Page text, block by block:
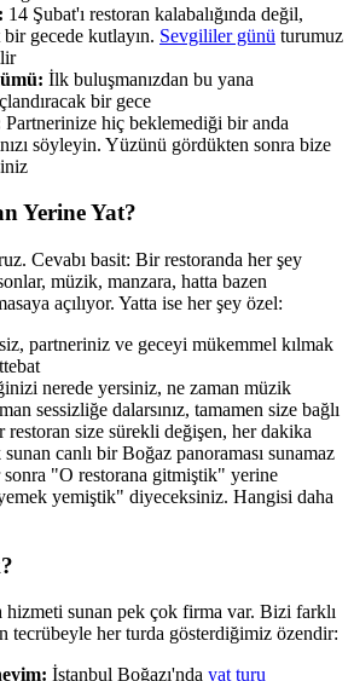
14 Şubat'ı restoran kalabalığında değil,
gecede kutlayın. Sevgililer günü turumuz
İlk buluşmanızdan bu yana
bir gece
Partnerinize hiç beklemediği bir anda
söyleyin. Yüzünü gördükten sonra bize
Yerine Yat?
Cevabı basit: Bir restoranda her şey
müzik, manzara, hatta bazen
açılıyor. Yatta ise her şey özel:
partneriniz ve geceyi mükemmel kılmak
nerede yersiniz, ne zaman müzik
sessizliğe dalarsınız, tamamen size bağlı
restoran size sürekli değişen, her dakika
canlı bir Boğaz panoraması sunamaz
sonra "O restorana gitmiştik" yerine
yemiştik" diyeceksiniz. Hangisi daha
hizmeti sunan pek çok firma var. Bizi farklı
tecrübeyle her turda gösterdiğimiz özendir:
İstanbul Boğazı'nda yat turu